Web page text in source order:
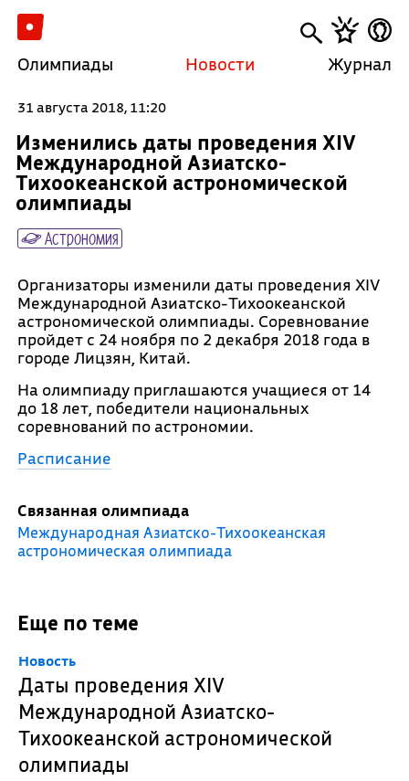
Олимпиады Новости Журнал
31 августа 2018, 11:20
Изменились даты проведения XIV
Международной Азиатско-
Тихоокеанской астрономической
олимпиады
Астрономия
Организаторы изменили даты проведения XIV
Международной Азиатско-Тихоокеанской
астрономической олимпиады. Соревнование
пройдет с 24 ноября по 2 декабря 2018 года в
городе Лицзян, Китай.
На олимпиаду приглашаются учащиеся от 14
до 18 лет, победители национальных
соревнований по астрономии.
Расписание
Связанная олимпиада
Международная Азиатско-Тихоокеанская
астрономическая олимпиада
Еще по теме
Новость
Даты проведения XIV
Международной Азиатско-
Тихоокеанской астрономической
олимпиады